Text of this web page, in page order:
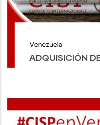
Venezuela
ADQUISICIÓN